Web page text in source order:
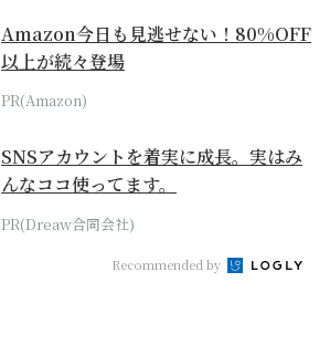
Amazon今日も見逃せない！80%OFF
以上が続々登場
PR(Amazon)
SNSアカウントを着実に成長。実はみ
んなココ使ってます。
PR(Dreaw合同会社)
Recommended by